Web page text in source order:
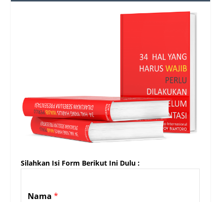
Silahkan Isi Form Berikut Ini Dulu :
Nama*